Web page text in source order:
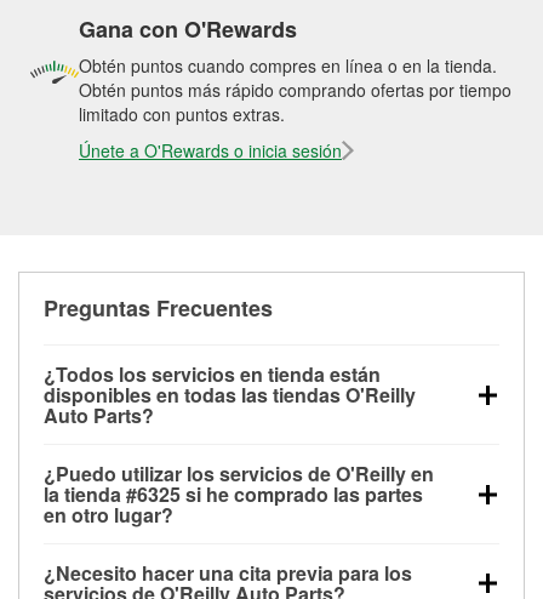
Gana con O'Rewards
Obtén puntos cuando compres en línea o en la tienda.
Obtén puntos más rápido comprando ofertas por tiempo
limitado con puntos extras.
Únete a O'Rewards o inicia sesión
Preguntas Frecuentes
¿Todos los servicios en tienda están
disponibles en todas las tiendas O'Reilly
Auto Parts?
las pruebas de batería, pruebas de alternador y
motor de arranque, revisión de la luz “Check Engine”
con O'Reilly VeriScan® e instalación de
limpiaparabrisas o bombillas, están disponibles en
todas las tiendas O'Reilly Auto Parts. La tienda
¿Puedo utilizar los servicios de O'Reilly en
la tienda #6325 si he comprado las partes
en otro lugar?
de O'Reilly Auto Parts que estén disponibles en la
¿Necesito hacer una cita previa para los